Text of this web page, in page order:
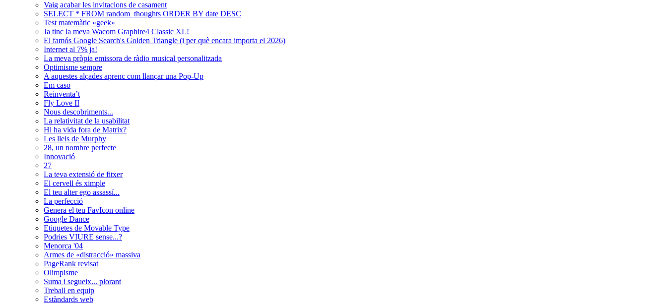
Vaig acabar les invitacions de casament
SELECT * FROM random_thoughts ORDER BY date DESC
Test matemàtic «geek»
Ja tinc la meva Wacom Graphire4 Classic XL!
El famós Google Search's Golden Triangle (i per què encara importa el 2026)
Internet al 7% ja!
La meva pròpia emissora de ràdio musical personalitzada
Optimisme sempre
A aquestes alçades aprenc com llançar una Pop-Up
Em caso
Reinventa’t
Fly Love II
Nous descobriments...
La relativitat de la usabilitat
Hi ha vida fora de Matrix?
Les lleis de Murphy
28, un nombre perfecte
Innovació
27
La teva extensió de fitxer
El cervell és ximple
El teu alter ego assassí...
La perfecció
Genera el teu FavIcon online
Google Dance
Etiquetes de Movable Type
Podries VIURE sense...?
Menorca '04
Armes de «distracció» massiva
PageRank revisat
Olimpisme
Suma i segueix... plorant
Treball en equip
Estàndards web